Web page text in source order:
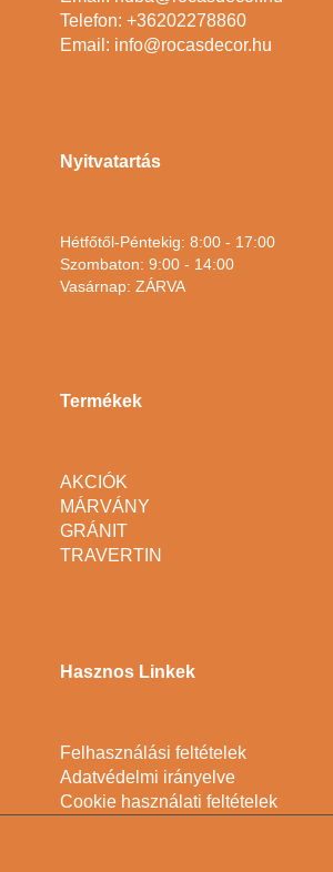
Telefon: +36202278860
Email: info@rocasdecor.hu
Nyitvatartás
Hétfőtől-Péntekig: 8:00 - 17:00
Szombaton: 9:00 - 14:00
Vasárnap: ZÁRVA
Termékek
AKCIÓK
MÁRVÁNY
GRÁNIT
TRAVERTIN
Hasznos Linkek
Felhasználási feltételek
Adatvédelmi irányelve
Cookie használati feltételek